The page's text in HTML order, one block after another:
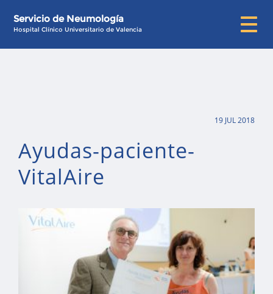
Servicio de Neumología
Hospital Clínico Universitario de Valencia
19 JUL 2018
Ayudas-paciente-
VitalAire